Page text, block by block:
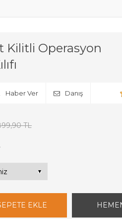
Kilitli Operasyon
Haber Ver Danış
TL